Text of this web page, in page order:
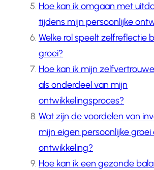
Hoe kan ik omgaan met
tijdens mijn persoonlijke
Welke rol speelt zelfreflectie
groei?
Hoe kan ik mijn
als onderdeel van mijn
ontwikkelingsproces?
Wat zijn de voordelen van
mijn eigen persoonlijke groei
ontwikkeling?
Hoe kan ik een gezonde